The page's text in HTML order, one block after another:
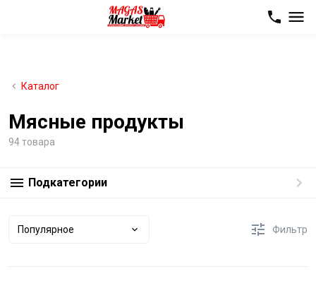
Каталог
Мясные продукты
94 товара
Подкатегории
Популярное Фильтр